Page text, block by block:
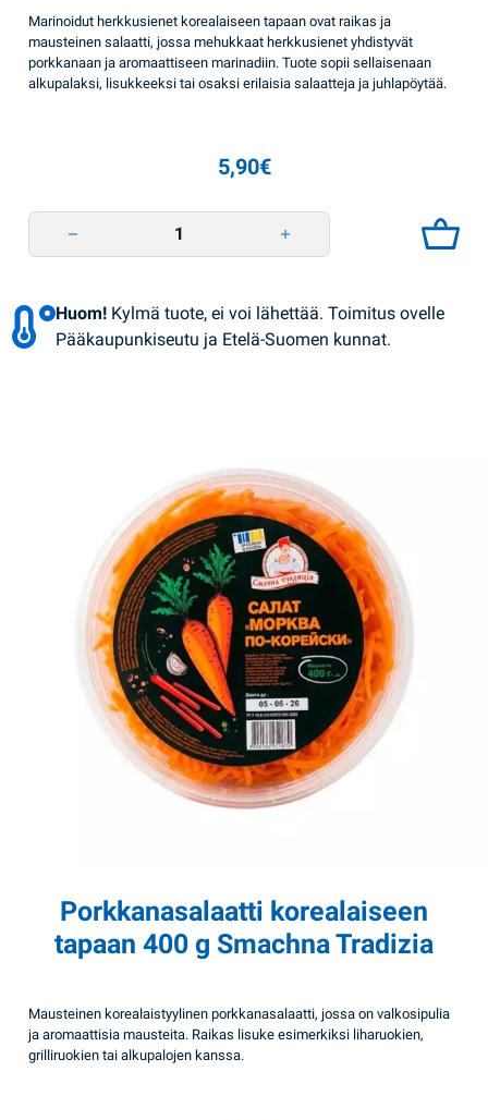
Marinoidut herkkusienet korealaiseen tapaan ovat raikas ja
mausteinen salaatti, jossa mehukkaat herkkusienet yhdistyvät
porkkanaan ja aromaattiseen marinadiin. Tuote sopii sellaisenaan
alkupalaksi, lisukkeeksi tai osaksi erilaisia salaatteja ja juhlapöytää.
5,90€
Marinoidut sienet korealaiseen tapaan 400g Smachna Tradizia quantity
Huom! Kylmä tuote, ei voi lähettää. Toimitus ovelle
Pääkaupunkiseutu ja Etelä-Suomen kunnat.
Porkkanasalaatti korealaiseen
tapaan 400 g Smachna Tradizia
Mausteinen korealaistyylinen porkkanasalaatti, jossa on valkosipulia
ja aromaattisia mausteita. Raikas lisuke esimerkiksi liharuokien,
grilliruokien tai alkupalojen kanssa.